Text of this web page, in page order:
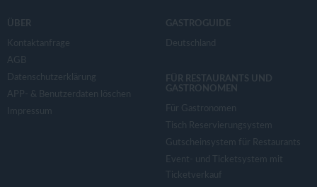
ÜBER
Kontaktanfrage
AGB
Datenschutzerklärung
APP- & Benutzerdaten löschen
Impressum
GASTROGUIDE
Deutschland
FÜR RESTAURANTS UND
GASTRONOMEN
Für Gastronomen
Tisch Reservierungsystem
Gutscheinsystem für Restaurants
Event- und Ticketsystem mit
Ticketverkauf